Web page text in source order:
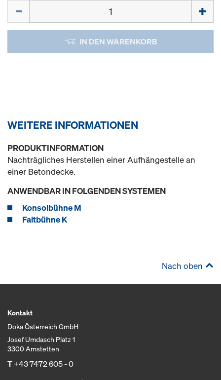
IN DEN WARENKORB
WEITERE INFORMATIONEN
PRODUKTINFORMATION
Nachträgliches Herstellen einer Aufhängestelle an
einer Betondecke.
ANWENDBAR IN FOLGENDEN SYSTEMEN
Konsolbühne M
Faltbühne K
Nach oben
Kontakt
Doka Österreich GmbH
Josef Umdasch Platz 1
3300 Amstetten
T+43 7472 605 - 0